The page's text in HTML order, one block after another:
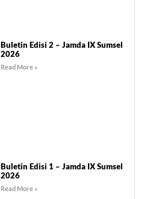
Buletin Edisi 2 – Jamda IX Sumsel
2026
Read More »
Buletin Edisi 1 – Jamda IX Sumsel
2026
Read More »